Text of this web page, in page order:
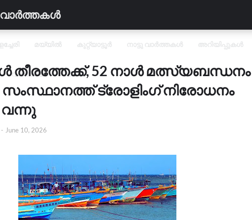
വാർത്തകൾ
മയ്യിൽ കുറ്റ്യാട്ടൂർ നാട്ടു വാർത്തകൾ അറിയിപ്പുകൾ
വാണിജ്യം COVID
തീരത്തേക്ക്, 52 നാൾ മത്സ്യബന്ധനം
സംസ്ഥാനത്ത് ട്രോളിംഗ് നിരോധനം
വന്നു
- June 10, 2026